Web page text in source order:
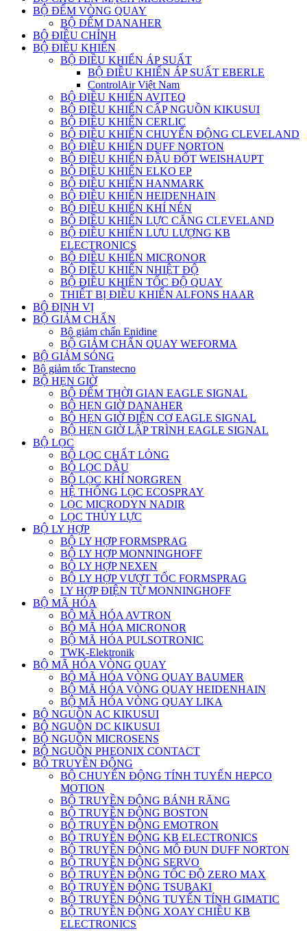
BỘ ĐẾM VÒNG QUAY
BỘ ĐẾM DANAHER
BỘ ĐIỀU CHỈNH
BỘ ĐIỀU KHIỂN
BỘ ĐIỀU KHIỂN ÁP SUẤT
BỘ ĐIỀU KHIỂN ÁP SUẤT EBERLE
ControlAir Việt Nam
BỘ ĐIỀU KHIỂN AVITEQ
BỘ ĐIỀU KHIỂN CẤP NGUỒN KIKUSUI
BỘ ĐIỀU KHIỂN CERLIC
BỘ ĐIỀU KHIỂN CHUYỂN ĐỘNG CLEVELAND
BỘ ĐIỀU KHIỂN DUFF NORTON
BỘ ĐIỀU KHIỂN ĐẦU ĐỐT WEISHAUPT
BỘ ĐIỀU KHIỂN ELKO EP
BỘ ĐIỀU KHIỂN HANMARK
BỘ ĐIỀU KHIỂN HEIDENHAIN
BỘ ĐIỀU KHIỂN KHÍ NÉN
BỘ ĐIỀU KHIỂN LỰC CĂNG CLEVELAND
BỘ ĐIỀU KHIỂN LƯU LƯỢNG KB
ELECTRONICS
BỘ ĐIỀU KHIỂN MICRONOR
BỘ ĐIỀU KHIỂN NHIỆT ĐỘ
BỘ ĐIỀU KHIỂN TỐC ĐỘ QUAY
THIẾT BỊ ĐIỀU KHIỂN ALFONS HAAR
BỘ ĐỊNH VỊ
BỘ GIẢM CHẤN
Bộ giảm chấn Enidine
BỘ GIẢM CHẤN QUAY WEFORMA
BỘ GIẢM SÓNG
Bộ giảm tốc Transtecno
BỘ HẸN GIỜ
BỘ ĐẾM THỜI GIAN EAGLE SIGNAL
BỘ HẸN GIỜ DANAHER
BỘ HẸN GIỜ ĐIỆN CƠ EAGLE SIGNAL
BỘ HẸN GIỜ LẬP TRÌNH EAGLE SIGNAL
BỘ LỌC
BỘ LỌC CHẤT LỎNG
BỘ LỌC DẦU
BỘ LỌC KHÍ NORGREN
HỆ THỐNG LỌC ECOSPRAY
LỌC MICRODYN NADIR
LỌC THỦY LỰC
BỘ LY HỢP
BỘ LY HỢP FORMSPRAG
BỘ LY HỢP MONNINGHOFF
BỘ LY HỢP NEXEN
BỘ LY HỢP VƯỢT TỐC FORMSPRAG
LY HỢP ĐIỆN TỪ MONNINGHOFF
BỘ MÃ HÓA
BỘ MÃ HÓA AVTRON
BỘ MÃ HÓA MICRONOR
BỘ MÃ HÓA PULSOTRONIC
TWK-Elektronik
BỘ MÃ HÓA VÒNG QUAY
BỘ MÃ HÓA VÒNG QUAY BAUMER
BỘ MÃ HÓA VÒNG QUAY HEIDENHAIN
BỘ MÃ HÓA VÒNG QUAY LIKA
BỘ NGUỒN AC KIKUSUI
BỘ NGUỒN DC KIKUSUI
BỘ NGUỒN MICROSENS
BỘ NGUỒN PHEONIX CONTACT
BỘ TRUYỀN ĐỘNG
BỘ CHUYỂN ĐỘNG TÍNH TUYẾN HEPCO
MOTION
BỘ TRUYỀN ĐỘNG BÁNH RĂNG
BỘ TRUYỀN ĐỘNG BOSTON
BỘ TRUYỀN ĐỘNG EMOTRON
BỘ TRUYỀN ĐỘNG KB ELECTRONICS
BỘ TRUYỀN ĐỘNG MÔ ĐUN DUFF NORTON
BỘ TRUYỀN ĐỘNG SERVO
BỘ TRUYỀN ĐỘNG TỐC ĐỘ ZERO MAX
BỘ TRUYỀN ĐỘNG TSUBAKI
BỘ TRUYỀN ĐỘNG TUYẾN TÍNH GIMATIC
BỘ TRUYỀN ĐỘNG XOAY CHIỀU KB
ELECTRONICS